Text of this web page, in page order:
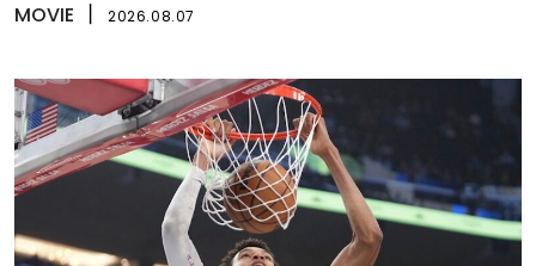
MOVIE 2026.08.07